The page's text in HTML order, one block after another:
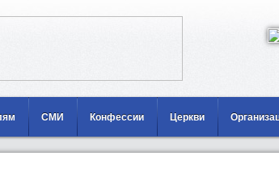
СМИ Конфессии Церкви